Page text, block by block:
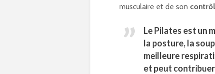
musculaire et de son
Le Pilates est un
la posture, la
meilleure
et peut